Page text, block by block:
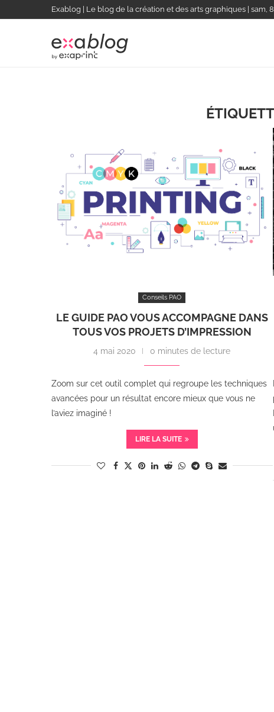
Exablog | Le blog de la création et des arts graphiques | sam,
Conseils PAO
LE GUIDE PAO VOUS ACCOMPAGNE DANS
TOUS VOS PROJETS D’IMPRESSION
4 mai 2020 0 minutes de lecture
Zoom sur cet outil complet qui regroupe les techniques
avancées pour un résultat encore mieux que vous ne
l’aviez imaginé !
LIRE LA SUITE